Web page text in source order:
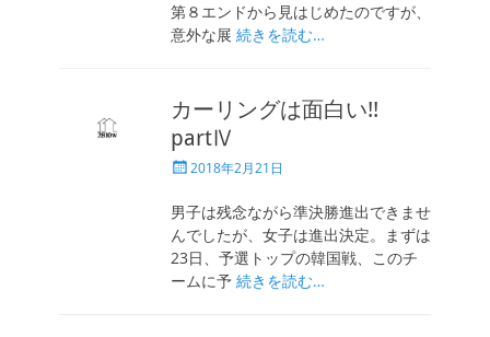
第８エンドから見はじめたのですが、
意外な展 続きを読む…
カーリングは面白い!!
partⅣ
投
日
2018年2月21日
男子は残念ながら準決勝進出できませ
んでしたが、女子は進出決定。まずは
23日、予選トップの韓国戦、このチ
ームに予 続きを読む…